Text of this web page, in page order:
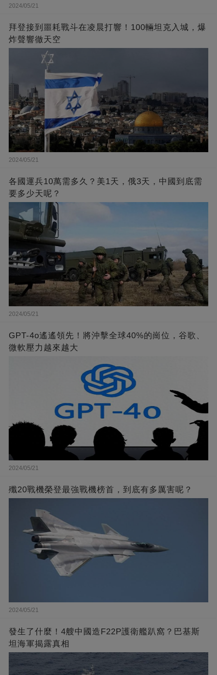
2024/05/21
拜登接到噩耗戰斗在凌晨打響！100輛坦克入城，爆
炸聲響徹天空
2024/05/21
各國運兵10萬需多久？美1天，俄3天，中國到底需
要多少天呢？
2024/05/21
GPT-4o遙遙領先！將沖擊全球40%的崗位，谷歌、
微軟壓力越來越大
2024/05/21
殲20戰機榮登最強戰機榜首，到底有多厲害呢？
2024/05/21
發生了什麼！4艘中國造F22P護衛艦趴窩？巴基斯
坦海軍揭露真相